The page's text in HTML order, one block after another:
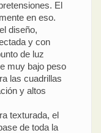
El
en eso.
diseño,
y con
de luz
muy bajo peso
las cuadrillas
y altos
texturada, el
de toda la